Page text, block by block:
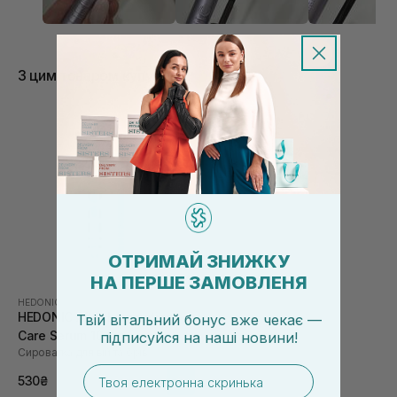
осипається під очима. (З Хеймішом теж мала таку
проблему).
З цим товаром купують
HEDONIC
HEDONIC After Lamination
Care Serum 10 мл
Сироватка для вій та брів
530₴
ОТРИМАЙ ЗНИЖКУ
НА ПЕРШЕ ЗАМОВЛЕНЯ
Твій вітальний бонус вже чекає —
підписуйся на наші новини!
email